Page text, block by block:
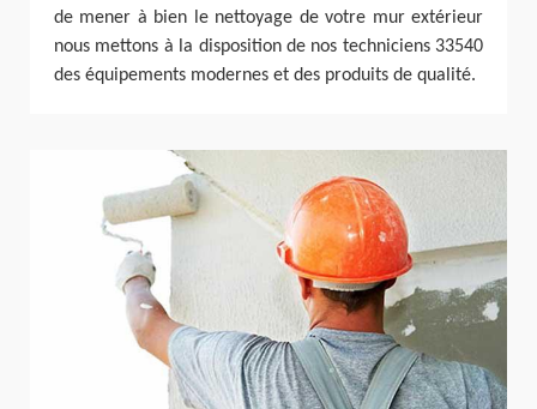
de mener à bien le nettoyage de votre mur extérieur
nous mettons à la disposition de nos techniciens 33540
des équipements modernes et des produits de qualité.